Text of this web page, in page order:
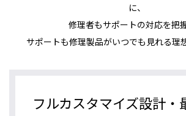
に、
修理者もサポートの対応を把握
サポートも修理製品がいつでも見れる理
フルカスタマイズ設計・